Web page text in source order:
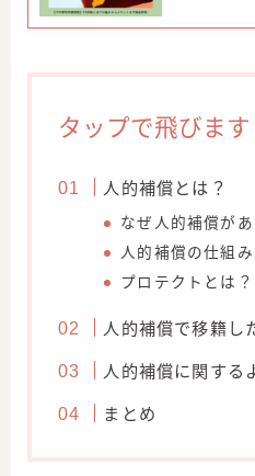
タップで飛びます
人的補償とは？
なぜ人的補償があ
人的補償の仕組み
プロテクトとは？
人的補償で移籍し
人的補償に関する
まとめ